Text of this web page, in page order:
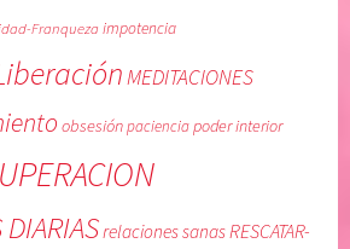
Franqueza impotencia
MEDITACIONES
obsesiónpacienciapoder interior
DIARIASrelaciones sanasRESCATAR-